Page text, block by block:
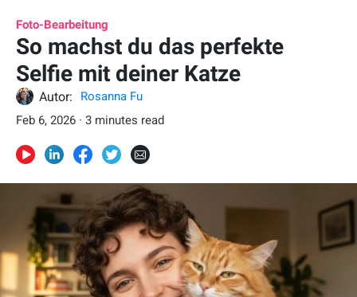
Foto-Bearbeitung
So machst du das perfekte
Selfie mit deiner Katze
Autor:
Rosanna Fu
Feb 6, 2026 · 3 minutes read